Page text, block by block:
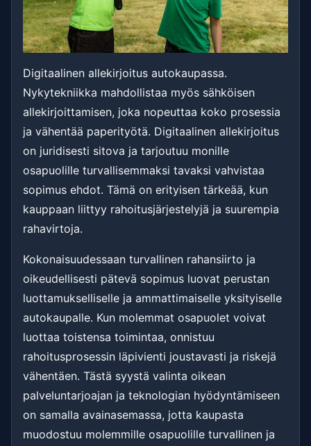
Digitaalinen allekirjoitus autokaupassa.
Nykytekniikka mahdollistaa myös sähköisen
allekirjoittamisen, joka nopeuttaa koko prosessia
ja vähentää paperityötä. Digitaalinen allekirjoitus
on juridisesti sitova ja tarjoutuu monille
osapuolille turvallisemmaksi tavaksi vahvistaa
sopimus ehdot. Tämä on erityisen tärkeää, kun
kauppaan liittyy rahoitusjärjestelyjä ja suurempia
rahavirtoja.
Kokonaisuudessaan turvallinen rahansiirto ja
oikeudellisesti pätevä sopimus luovat perustan
luottamukselliselle ja ammattimaiselle yksityiselle
autokaupalle. Kun molemmat osapuolet voivat
luottaa toistensa toimintaa, onnistuu
rahoitusprosessin läpivienti joustavasti ja riskejä
vähentäen. Tästä syystä valinta oikean
palveluntarjoajan ja teknologian hyödyntämiseen
on samalla avainasemassa, jotta kaupasta
muodostuu molemmille osapuolille turvallinen ja